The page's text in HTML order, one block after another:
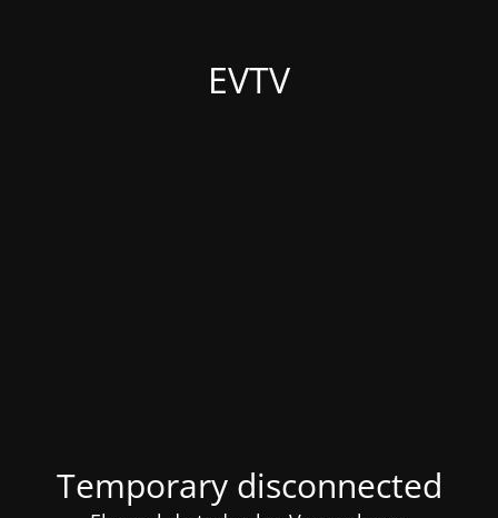
EVTV
Temporary disconnected